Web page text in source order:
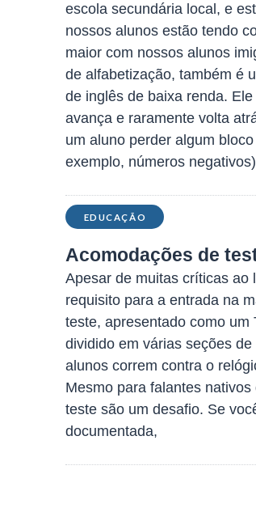
escola secundária local, e
nossos alunos estão tendo
maior com nossos alunos
de alfabetização, também é
de inglês de baixa renda.
avança e raramente volta
um aluno perder algum
exemplo, números
EDUCAÇÃO
Acomodações de
Apesar de muitas críticas ao
requisito para a entrada na
teste, apresentado como
dividido em várias seções
alunos correm contra o
Mesmo para falantes
teste são um desafio. Se
documentada,